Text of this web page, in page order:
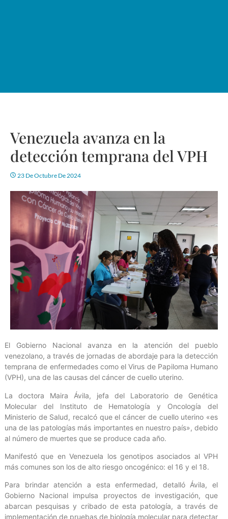
Venezuela avanza en la
detección temprana del VPH
23 De Octubre De 2024
El Gobierno Nacional avanza en la atención del pueblo
venezolano, a través de jornadas de abordaje para la detección
temprana de enfermedades como el Virus de Papiloma Humano
(VPH), una de las causas del cáncer de cuello uterino.
La doctora Maira Ávila, jefa del Laboratorio de Genética
Molecular del Instituto de Hematología y Oncología del
Ministerio de Salud, recalcó que el cáncer de cuello uterino «es
una de las patologías más importantes en nuestro país», debido
al número de muertes que se produce cada año.
Manifestó que en Venezuela los genotipos asociados al VPH
más comunes son los de alto riesgo oncogénico: el 16 y el 18.
Para brindar atención a esta enfermedad, detalló Ávila, el
Gobierno Nacional impulsa proyectos de investigación, que
abarcan pesquisas y cribado de esta patología, a través de
implementación de pruebas de biología molecular para detectar